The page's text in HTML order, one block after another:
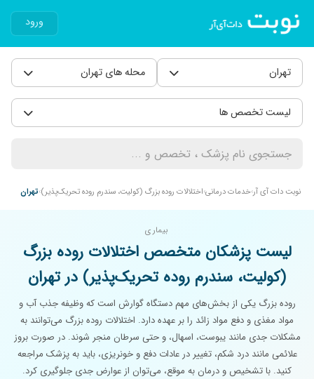
ورود
تهران محله های تهران
لیست تخصص ها
نوبت دات آی آر خدمات درمانی اختلالات روده بزرگ (کولیت، سندرم روده تحریک‌پذیر) تهران
بیماری
لیست پزشکان متخصص اختلالات روده بزرگ
(کولیت، سندرم روده تحریک‌پذیر) در تهران
روده بزرگ یکی از بخش‌های مهم دستگاه گوارش است که وظیفه جذب آب و
مواد مغذی و دفع مواد زائد را بر عهده دارد. اختلالات روده بزرگ می‌توانند به
مشکلات جدی مانند یبوست، اسهال، و حتی سرطان منجر شوند. در صورت بروز
علائمی مانند درد شکم، تغییر در عادات دفع و خونریزی، باید به پزشک مراجعه
کنید. با تشخیص و درمان به موقع، می‌توان از عوارض جدی جلوگیری کرد.